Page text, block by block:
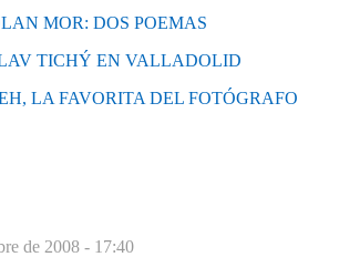
MOR: DOS POEMAS
TICHÝ EN VALLADOLID
LA FAVORITA DEL FOTÓGRAFO
de 2008 - 17:40